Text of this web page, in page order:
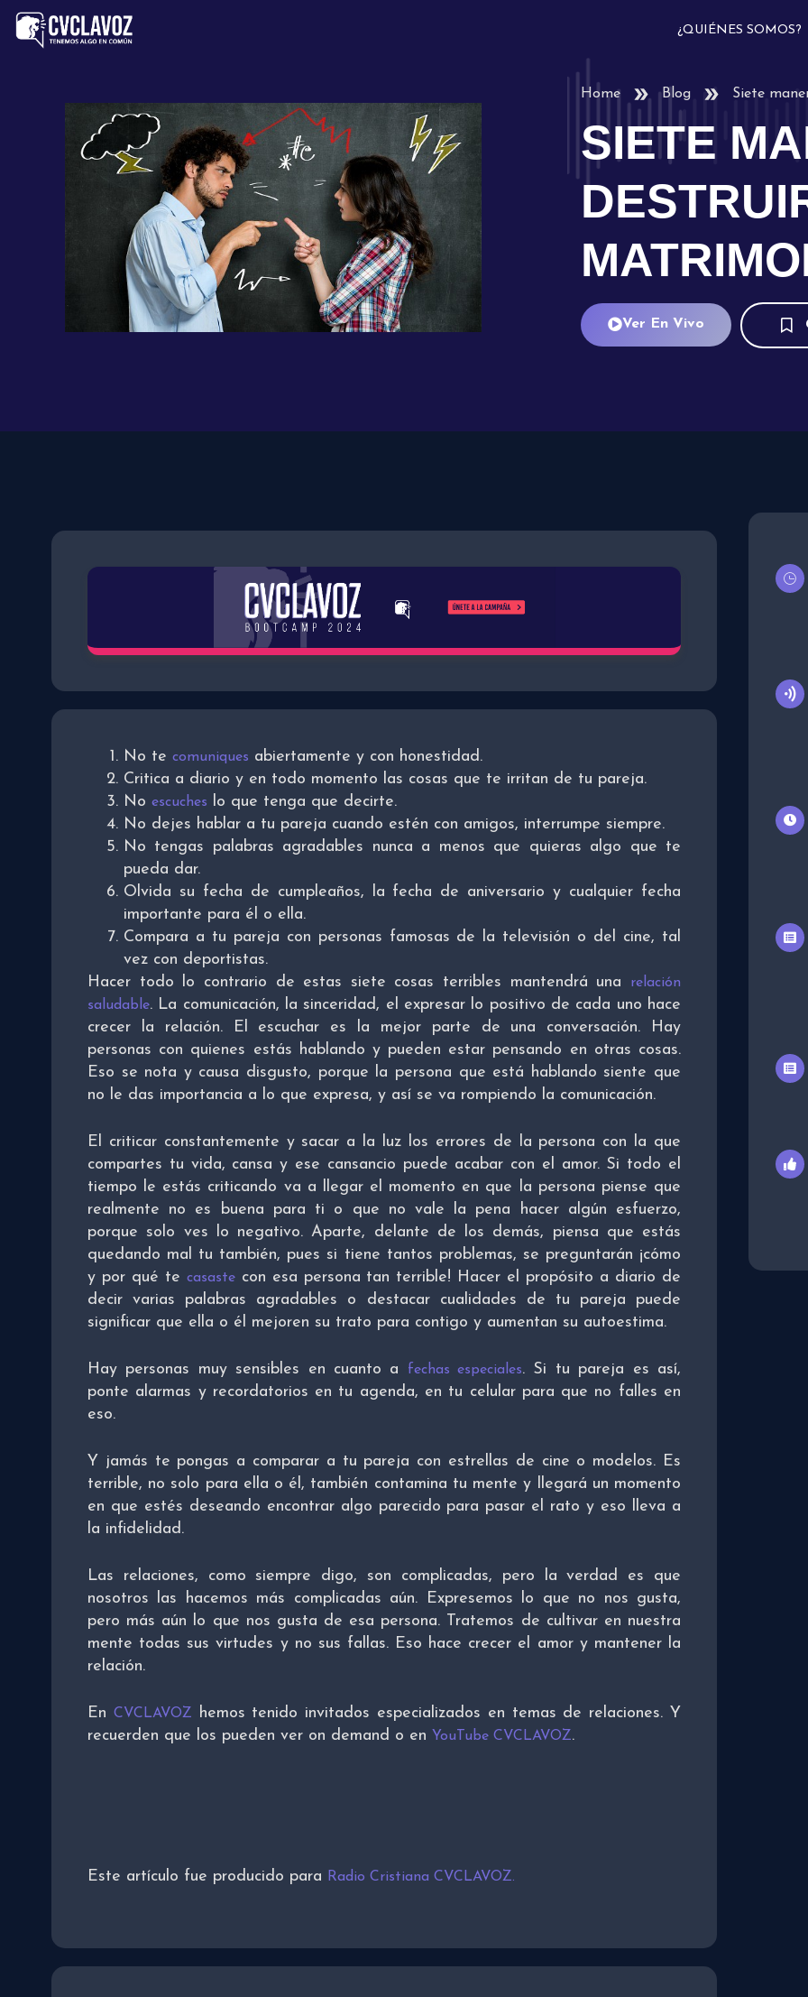
¿QUIÉNES SOMOS?
Home Blog Siete
SIETE
Ver En Vivo
No te comuniques abiertamente y con honestidad.
Critica a diario y en todo momento las cosas que te irritan de tu pareja.
No escuches lo que tenga que decirte.
No dejes hablar a tu pareja cuando estén con amigos, interrumpe siempre.
No tengas palabras agradables nunca a menos que quieras algo que te
pueda dar.
Olvida su fecha de cumpleaños, la fecha de aniversario y cualquier fecha
importante para él o ella.
Compara a tu pareja con personas famosas de la televisión o del cine, tal
vez con deportistas.
Hacer todo lo contrario de estas siete cosas terribles mantendrá una
relación
saludable. La comunicación, la sinceridad, el expresar lo positivo de cada uno hace
crecer la relación. El escuchar es la mejor parte de una conversación. Hay
personas con quienes estás hablando y pueden estar pensando en otras cosas.
Eso se nota y causa disgusto, porque la persona que está hablando siente que
no le das importancia a lo que expresa, y así se va rompiendo la comunicación.
El criticar constantemente y sacar a la luz los errores de la persona con la que
compartes tu vida, cansa y ese cansancio puede acabar con el amor. Si todo el
tiempo le estás criticando va a llegar el momento en que la persona piense que
realmente no es buena para ti o que no vale la pena hacer algún esfuerzo,
porque solo ves lo negativo. Aparte, delante de los demás, piensa que estás
quedando mal tu también, pues si tiene tantos problemas, se preguntarán ¡cómo
y por qué te casastecon esa persona tan terrible! Hacer el propósito a diario de
decir varias palabras agradables o destacar cualidades de tu pareja puede
significar que ella o él mejoren su trato para contigo y aumentan su autoestima.
Hay personas muy sensibles en cuanto a fechas especiales. Si tu pareja es así,
ponte alarmas y recordatorios en tu agenda, en tu celular para que no falles en
eso.
Y jamás te pongas a comparar a tu pareja con estrellas de cine o modelos. Es
terrible, no solo para ella o él, también contamina tu mente y llegará un momento
en que estés deseando encontrar algo parecido para pasar el rato y eso lleva a
la infidelidad.
Las relaciones, como siempre digo, son complicadas, pero la verdad es que
nosotros las hacemos más complicadas aún. Expresemos lo que no nos gusta,
pero más aún lo que nos gusta de esa persona. Tratemos de cultivar en nuestra
mente todas sus virtudes y no sus fallas. Eso hace crecer el amor y mantener la
relación.
En CVCLAVOZ
hemos tenido invitados especializados en temas de relaciones. Y
recuerden que los pueden ver on demand o en YouTube CVCLAVOZ.
Este artículo fue producido para Radio Cristiana CVCLAVOZ.